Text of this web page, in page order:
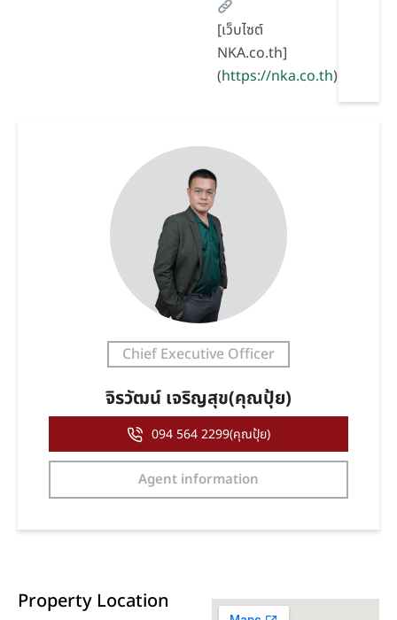
[เว็บไซต์
NKA.co.th]
(https://nka.co.th)
Chief Executive Officer
จิรวัฒน์ เจริญสุข(คุณปุ้ย)
094 564 2299(คุณปุ้ย)
Agent information
Property Location